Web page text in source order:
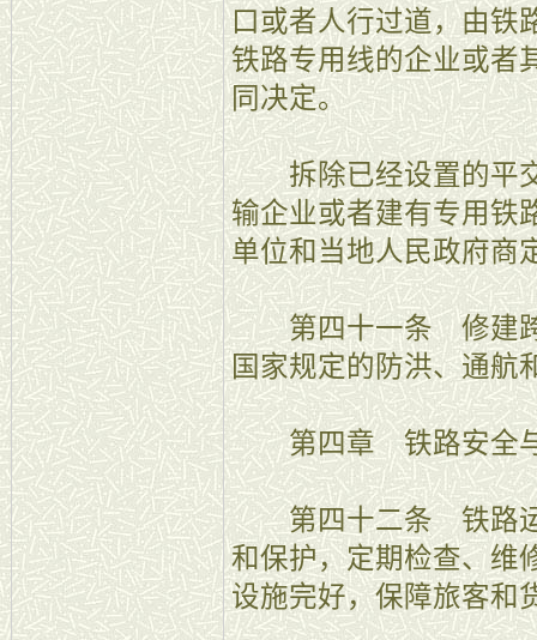
口或者人行过道，由铁
铁路专用线的企业或者
同决定。
拆除已经设置的平交
输企业或者建有专用铁
单位和当地人民政府商
第四十一条 修建跨
国家规定的防洪、通航
第四章 铁路安全
第四十二条 铁路运
和保护，定期检查、维
设施完好，保障旅客和